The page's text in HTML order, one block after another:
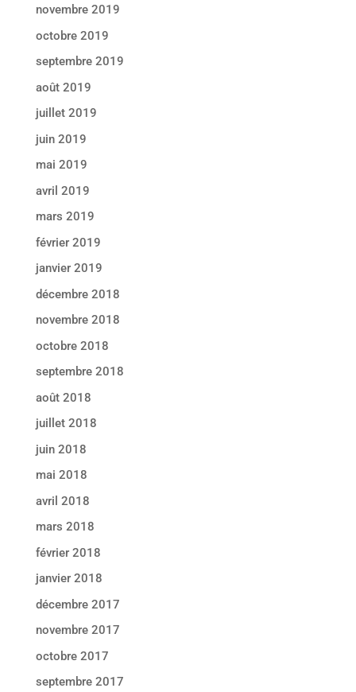
novembre 2019
octobre 2019
septembre 2019
août 2019
juillet 2019
juin 2019
mai 2019
avril 2019
mars 2019
février 2019
janvier 2019
décembre 2018
novembre 2018
octobre 2018
septembre 2018
août 2018
juillet 2018
juin 2018
mai 2018
avril 2018
mars 2018
février 2018
janvier 2018
décembre 2017
novembre 2017
octobre 2017
septembre 2017